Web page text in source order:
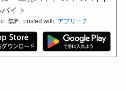
イト
無料 posted with アプリーチ